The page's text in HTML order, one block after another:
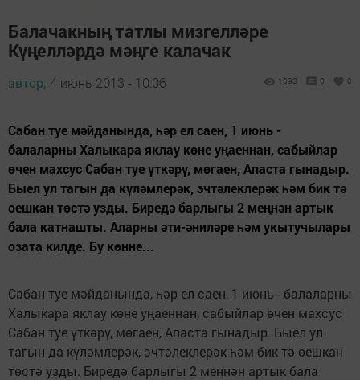
Балачакның татлы мизгелләре
Күңелләрдә мәңге калачак
автор, 4 июнь 2013 - 10:06 1093 0 0
Сабан туе мәйданында, һәр ел саен, 1 июнь -
балаларны Халыкара яклау көне уңаеннан, сабыйлар
өчен махсус Сабан туе үткәрү, мөгаен, Апаста гынадыр.
Быел ул тагын да күләмлерәк, эчтәлеклерәк һәм бик тә
оешкан төстә узды. Биредә барлыгы 2 меңнән артык
бала катнашты. Аларны әти-әниләре һәм укытучылары
озата килде. Бу көнне...
Сабан туе мәйданында, һәр ел саен, 1 июнь - балаларны
Халыкара яклау көне уңаеннан, сабыйлар өчен махсус
Сабан туе үткәрү, мөгаен, Апаста гынадыр. Быел ул
тагын да күләмлерәк, эчтәлеклерәк һәм бик тә оешкан
төстә узды. Биредә барлыгы 2 меңнән артык бала